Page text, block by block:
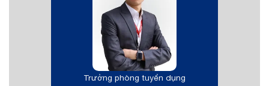
Trưởng phòng tuyển dụng